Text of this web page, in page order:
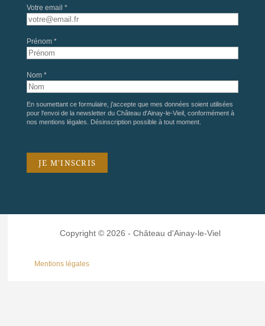
Votre email *
Prénom *
Nom *
En soumettant ce formulaire, j'accepte que mes données soient utilisées
pour l'envoi de la newsletter du Château d'Ainay-le-Vieil, conformément à
nos mentions légales . Désinscription possible à tout moment.
Copyright © 2026 - Château d'Ainay-le-Viel
Mentions légales